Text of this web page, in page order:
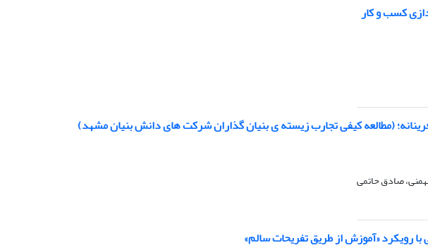
کسب و کار
(مطالعه کیفی تجارب زیسته ی بنیان گذاران شرکت های دانش بنیان مشهد)
صادق حاتمی
رویکرد «آموزش از طریق تفریحات سالم»